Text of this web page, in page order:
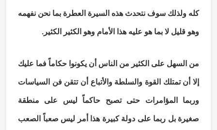
كله ولذلك سوف نتحدث هذه السيرة العطرة بما نحن نفهمه
وهو قليل لا بما هو عليه هذا الأمام وهو الكثير الكثير.
من السهل على الكثير من الناس أن يكونوا حكاماً فما عليك
إلا أن تمتلك القوة والسلطة والأتباع أن تتقن فن السياسات
وربما المؤامرات حتى تصبح حاكماً ليس على منطقة
صغيرة بل ربما على دولة كبيرة هذا أمر ليس صعباً الصعب